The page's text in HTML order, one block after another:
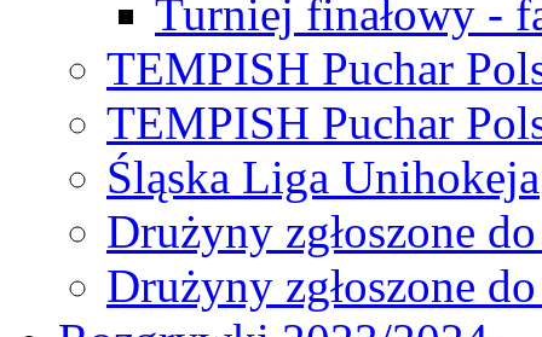
Turniej finałowy -
TEMPISH Puchar
TEMPISH Puchar
Śląska Liga Unihokeja
Drużyny zgłoszone
Drużyny zgłoszone